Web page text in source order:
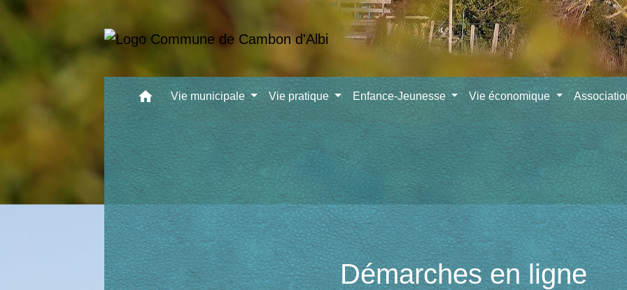
home Vie municipale Vie pratique Enfance-Jeunesse Vie économique
Démarches en ligne